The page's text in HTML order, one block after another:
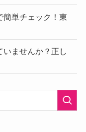
簡単チェック！東
いませんか？正し